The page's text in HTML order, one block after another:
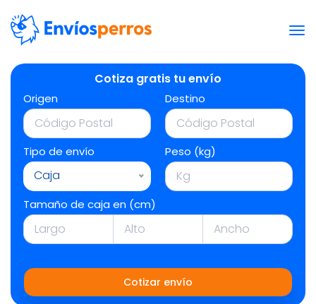
Cotiza gratis tu envío
Origen Destino
Tipo de envío
Caja
Peso (kg)
Tamaño de caja en (cm)
Cotizar envío